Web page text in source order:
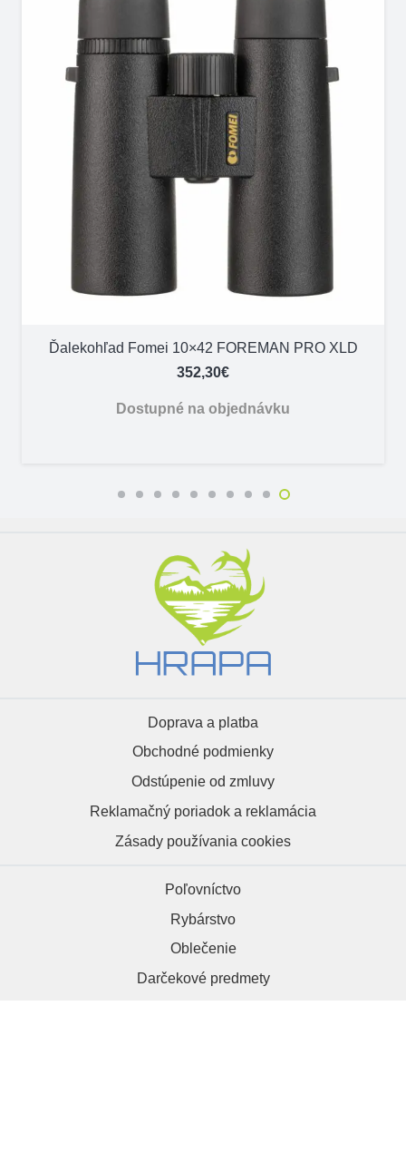
Ďalekohľad Fomei 10×42 FOREMAN PRO XLD
352,30€
Dostupné na objednávku
Doprava a platba
Obchodné podmienky
Odstúpenie od zmluvy
Reklamačný poriadok a reklamácia
Zásady používania cookies
Poľovníctvo
Rybárstvo
Oblečenie
Darčekové predmety